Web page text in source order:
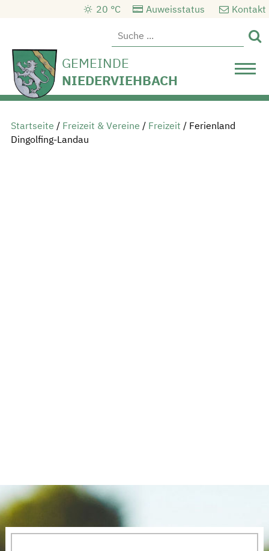
Auweisstatus Kontakt

20 °C
GEMEINDE
NIEDERVIEHBACH
Startseite / Freizeit & Vereine / Freizeit / Ferienland
Dingolfing-Landau